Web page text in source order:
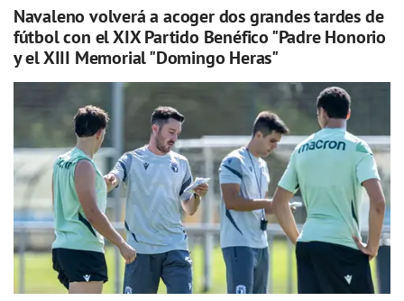
Navaleno volverá a acoger dos grandes tardes de
fútbol con el XIX Partido Benéfico "Padre Honorio
y el XIII Memorial "Domingo Heras"